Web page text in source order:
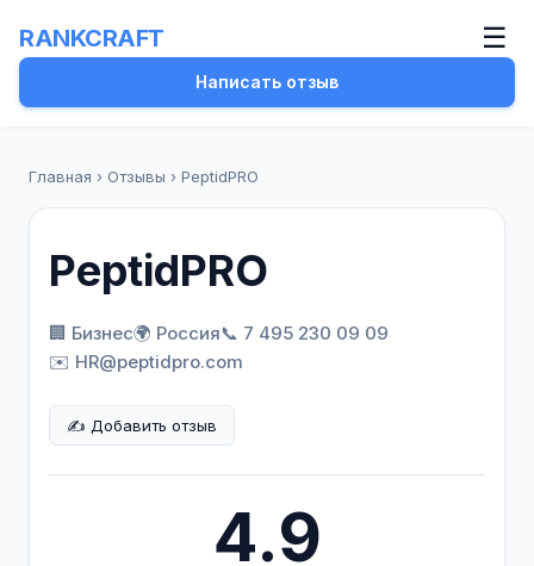
RANKCRAFT ☰
Написать отзыв
Главная › Отзывы › PeptidPRO
PeptidPRO
🏢 Бизнес🌍 Россия📞 7 495 230 09 09
✉️ HR@peptidpro.com
✍️ Добавить отзыв
4.9